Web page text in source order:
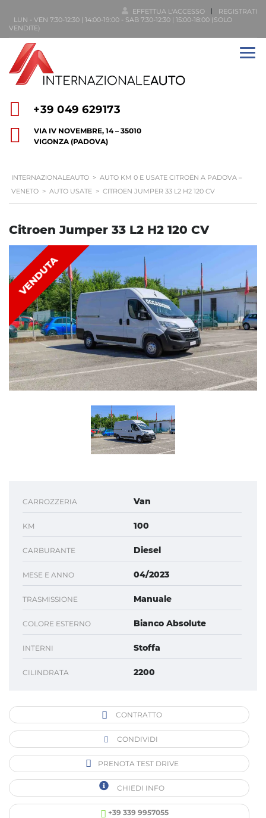
EFFETTUA L'ACCESSO
REGISTRATI
LUN - VEN 7:30-12:30 | 14:00-19:00 - SAB 7:30-12:30 | 15:00-18:00 (SOLO
VENDITE)
+39 049 629173
VIA IV NOVEMBRE, 14 – 35010
VIGONZA (PADOVA)
INTERNAZIONALEAUTO > AUTO KM 0 E USATE CITROËN A PADOVA –
VENETO > AUTO USATE > CITROEN JUMPER 33 L2 H2 120 CV
Citroen Jumper 33 L2 H2 120 CV
VENDUTA
CARROZZERIA Van
KM 100
CARBURANTE Diesel
MESE E ANNO 04/2023
TRASMISSIONE Manuale
COLORE ESTERNO Bianco Absolute
INTERNI Stoffa
CILINDRATA 2200
CONTRATTO
CONDIVIDI
PRENOTA TEST DRIVE
CHIEDI INFO
+39 339 9957055